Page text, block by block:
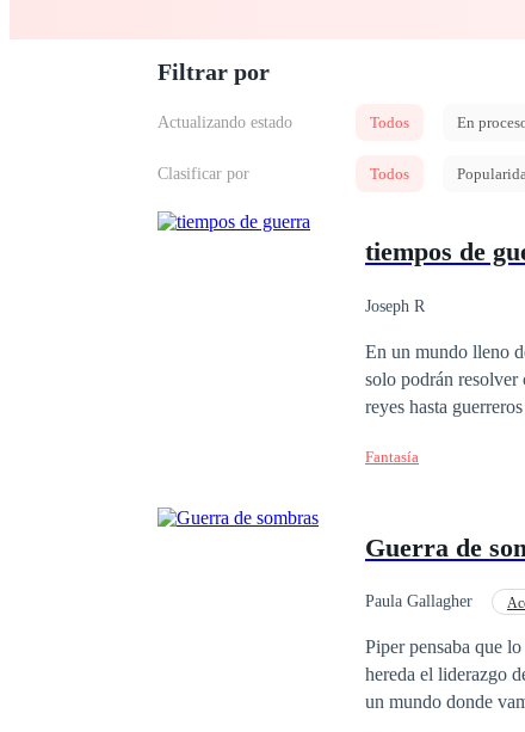
Filtrar por
Actualizando estado Todos En
Clasificar por Todos
tiempos de
Joseph R
En un mundo lleno
solo podrán resolver
reyes hasta
Fantasía
Guerra de
Paula Gallagher
Piper pensaba que
hereda el liderazgo
un mundo donde